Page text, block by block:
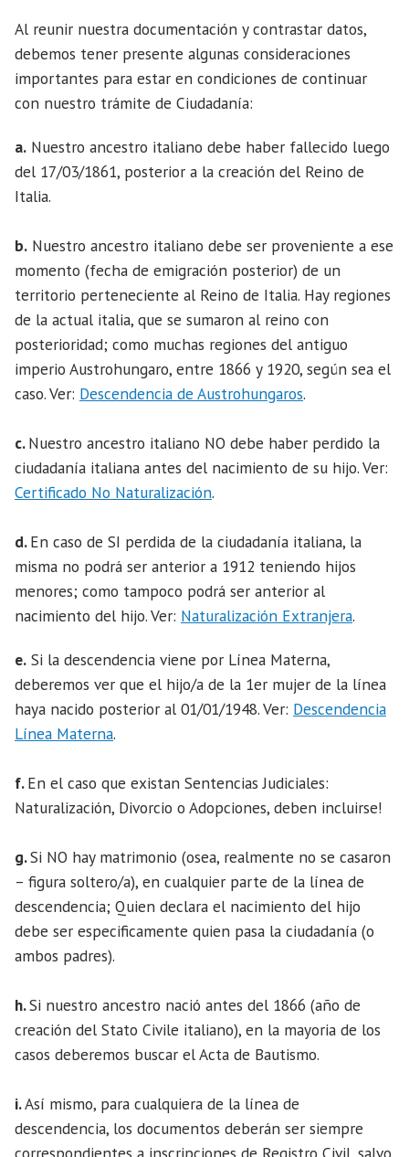
Al reunir nuestra documentación y contrastar datos,
debemos tener presente algunas consideraciones
importantes para estar en condiciones de continuar
con nuestro trámite de Ciudadanía:
a. Nuestro ancestro italiano debe haber fallecido luego
del 17/03/1861, posterior a la creación del Reino de
Italia.
b. Nuestro ancestro italiano debe ser proveniente a ese
momento (fecha de emigración posterior) de un
territorio perteneciente al Reino de Italia. Hay regiones
de la actual italia, que se sumaron al reino con
posterioridad; como muchas regiones del antiguo
imperio Austrohungaro, entre 1866 y 1920, según sea el
caso. Ver: Descendencia de Austrohungaros.
c.Nuestro ancestro italiano NO debe haber perdido la
ciudadanía italiana antes del nacimiento de su hijo. Ver:
Certificado No Naturalización.
d.En caso de SI perdida de la ciudadanía italiana, la
misma no podrá ser anterior a 1912 teniendo hijos
menores; como tampoco podrá ser anterior al
nacimiento del hijo. Ver: Naturalización Extranjera.
e. Si la descendencia viene por Línea Materna,
deberemos ver que el hijo/a de la 1er mujer de la línea
haya nacido posterior al 01/01/1948. Ver: Descendencia
Línea Materna.
f.En el caso que existan Sentencias Judiciales:
Naturalización, Divorcio o Adopciones, deben incluirse!
g.Si NO hay matrimonio (osea, realmente no se casaron
– figura soltero/a), en cualquier parte de la línea de
descendencia; Quien declara el nacimiento del hijo
debe ser especificamente quien pasa la ciudadanía (o
ambos padres).
h.Si nuestro ancestro nació antes del 1866 (año de
creación del Stato Civile italiano), en la mayoria de los
casos deberemos buscar el Acta de Bautismo.
i.Así mismo, para cualquiera de la línea de
descendencia, los documentos deberán ser siempre